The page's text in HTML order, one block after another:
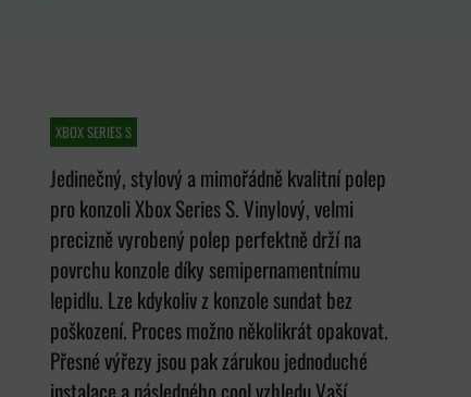
XBOX SERIES S
Jedinečný, stylový a mimořádně kvalitní polep
pro konzoli Xbox Series S. Vinylový, velmi
precizně vyrobený polep perfektně drží na
povrchu konzole díky semipernamentnímu
lepidlu. Lze kdykoliv z konzole sundat bez
poškození. Proces možno několikrát opakovat.
Přesné výřezy jsou pak zárukou jednoduché
instalace a následného cool vzhledu Vaší